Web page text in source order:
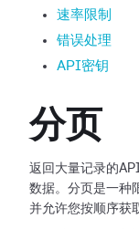
速率限制
错误处理
API密钥
分页
返回大量记录的
数据。分页是一种
并允许您按顺序获